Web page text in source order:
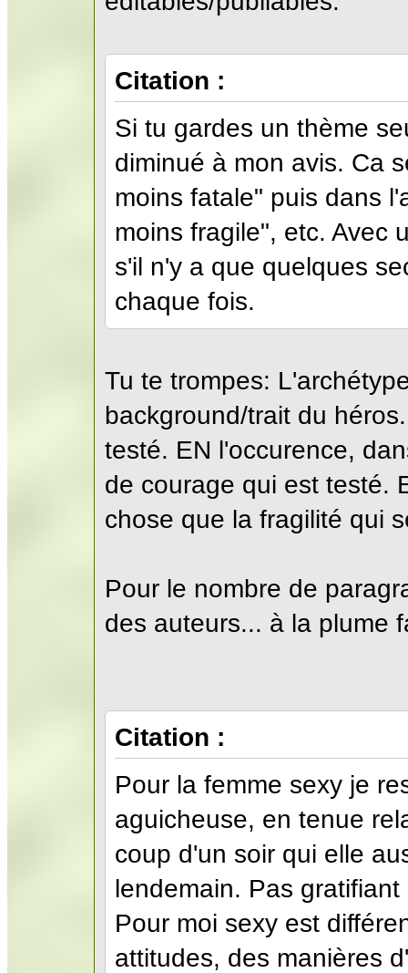
Citation :
Si tu gardes un thème
diminué à mon avis. Ca
moins fatale" puis dans
moins fragile", etc. Avec
s'il n'y a que quelques
chaque fois.
Tu te trompes:
background/trait du
testé. EN l'occurence,
de courage qui est testé.
chose que la fragilité qui
Pour le nombre de
des auteurs... à la plume
Citation :
Pour la femme sexy je
aguicheuse, en tenue
coup d'un soir qui elle
lendemain. Pas
Pour moi sexy est
attitudes, des manières